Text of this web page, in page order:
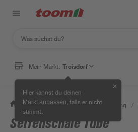
Mein Markt: Troisdorf
Hier kannst du deinen
Markt anpassen , falls er nicht
stimmt.
✕
/ Bad & Sanitär / Bad-Ausstattung /
Seifenschale Tube